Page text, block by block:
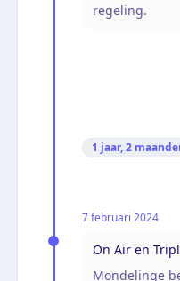
regeling.
1 jaar, 2
7 februari 2024
On Air en
Mondelinge